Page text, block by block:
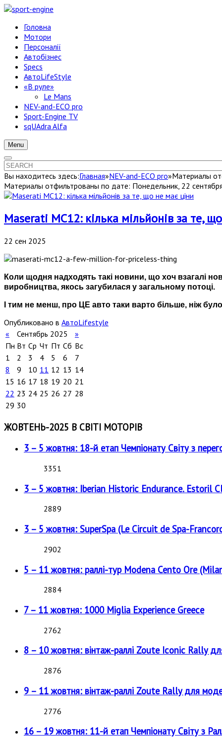
Головна
Мотори
Персоналії
Автобізнес
Specs
АвтоLifeStyle
«В руле»
Le Mans
NEV-and-ECO pro
Sport-Engine TV
sqUAdra Alfa
Menu
Вы находитесь здесь:Главная»NEV-and-ECO pro»Материалы
Материалы отфильтрованы по дате: Понедельник, 22
Maserati MC12: кілька мільйонів за те,
22 сен 2025
Коли щодня надходять такі новини, що хоч взагалі
виробництва, якось загубилася у загальному потоці.
І тим не менш, про ЦЕ авто таки варто більше, ніж
Опубликовано в АвтоLifestyle
«
Сентябрь 2025
»
Пн Вт Ср Чт Пт Сб Вс
1
2 3 4 5 6
7
8
9 10 11 12 13 14
15 16 17 18 19 20 21
22 23 24 25 26 27 28
29 30
ЖОВТЕНЬ-2025 В СВІТІ МОТОРІВ
3 – 5 жовтня: 18-й етап Чемпіонату Світу з
3351
3 – 5 жовтня: Iberian Historic Endurance. Estoril
2889
3 – 5 жовтня: SuperSpa (Le Circuit de Spa-
2902
5 – 11 жовтня: раллі-тур Modena Cento Ore
2884
7 – 11 жовтня: 1000 Miglia Experience Greece
2762
8 – 10 жовтня: вінтаж-раллі Zoute Iconic Rally
2876
9 – 11 жовтня: вінтаж-раллі Zoute Rally для
2776
16 – 19 жовтня: 11-й етап Чемпіонату Світу з